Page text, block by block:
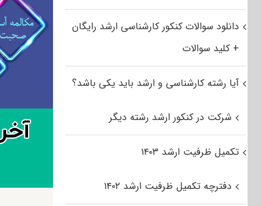
دانلود سوالات کنکور کارشناسی ارشد رایگان
+ کلید سوالات
آیا رشته کارشناسی و ارشد باید یکی باشد؟
شرکت در کنکور ارشد رشته دیگر
تکمیل ظرفیت ارشد ۱۴۰۳
دفترچه تکمیل ظرفیت ارشد ۱۴۰۲